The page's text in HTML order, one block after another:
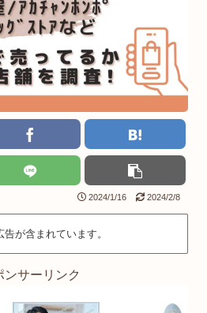
2024/1/16 2024/2/8
が含まれています。
ンサーリンク